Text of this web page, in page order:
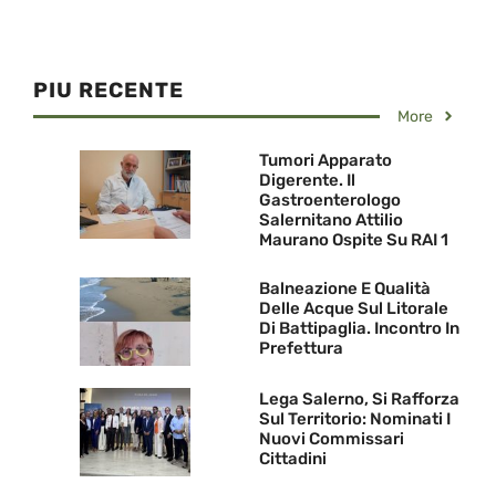
PIU RECENTE
More
Tumori Apparato
Digerente. Il
Gastroenterologo
Salernitano Attilio
Maurano Ospite Su RAI 1
Balneazione E Qualità
Delle Acque Sul Litorale
Di Battipaglia. Incontro In
Prefettura
Lega Salerno, Si Rafforza
Sul Territorio: Nominati I
Nuovi Commissari
Cittadini